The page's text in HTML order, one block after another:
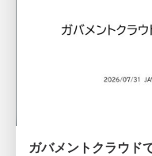
ガバメントクラウド